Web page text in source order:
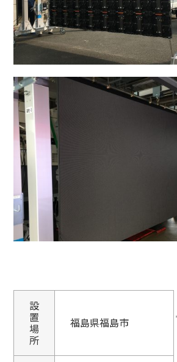
設
置
場
所
福島県福島市